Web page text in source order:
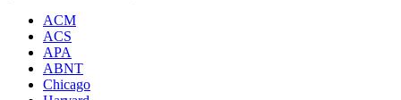
ACM
ACS
APA
ABNT
Chicago